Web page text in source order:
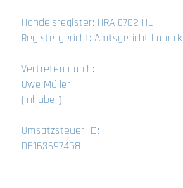
Handelsregister: HRA 6762 HL
Registergericht: Amtsgericht Lübeck
Vertreten durch:
Uwe Müller
(Inhaber)
Umsatzsteuer-ID:
DE163697458